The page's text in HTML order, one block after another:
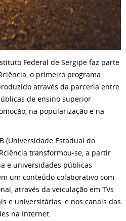
Federal de Sergipe faz parte
o primeiro programa
através da parceria entre
de ensino superior
na popularização e na
(Universidade Estadual do
transformou-se, a partir
e universidades públicas
um conteúdo colaborativo com
através da veiculação em TVs
e universitárias, e nos canais das
na Internet.